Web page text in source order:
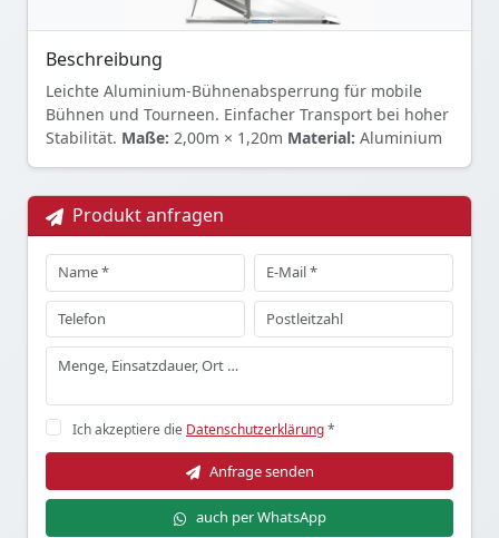
Beschreibung
Leichte Aluminium-Bühnenabsperrung für mobile
Bühnen und Tourneen. Einfacher Transport bei hoher
Stabilität. Maße: 2,00m × 1,20m Material: Aluminium
Produkt anfragen
Ich akzeptiere die Datenschutzerklärung*
Anfrage senden
auch per WhatsApp